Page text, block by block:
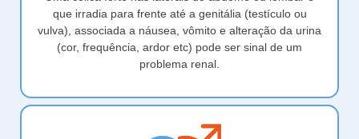
que irradia para frente até a genitália (testículo ou
vulva), associada a náusea, vômito e alteração da urina
(cor, frequência, ardor etc) pode ser sinal de um
problema renal.